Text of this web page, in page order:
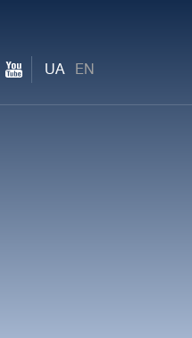
UA EN